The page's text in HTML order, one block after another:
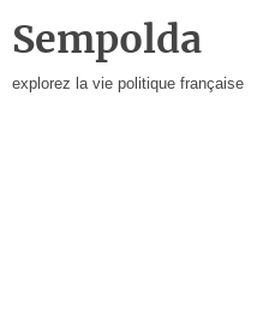
Sempolda
explorez la vie politique française